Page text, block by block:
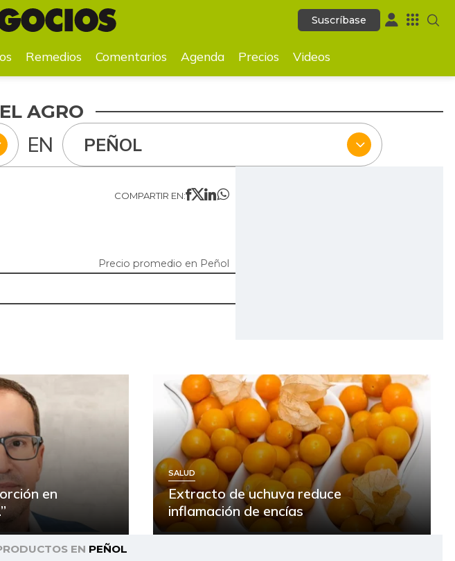
Suscríbase
Agenda Precios Videos
Suscríbase
Remedios Comentarios Agenda Precios Videos
AGRO
EN PEÑOL
COMPARTIR EN:
Precio promedio en Peñol
en
SALUD
Extracto de uchuva reduce
inflamación de encías
EN PEÑOL